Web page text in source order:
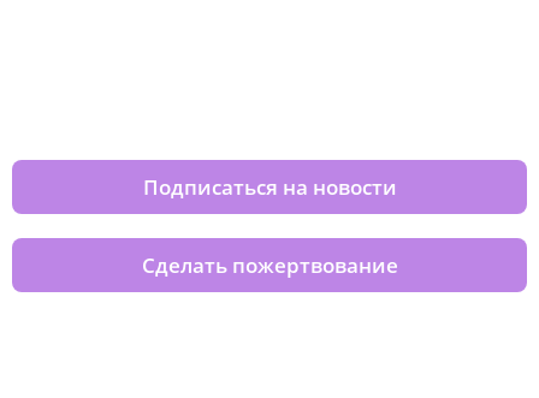
Подписаться на новости
Сделать пожертвование